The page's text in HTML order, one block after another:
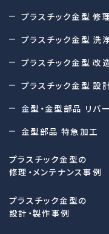
プラスチック金型 修
プラスチック金型 洗
プラスチック金型 改
プラスチック金型 設
金型・金型部品 リバ
金型部品 特急加工
プラスチック金型の
修理・メンテナンス事例
プラスチック金型の
設計・製作事例